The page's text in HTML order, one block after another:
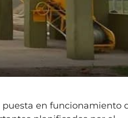
puesta en funcionamiento